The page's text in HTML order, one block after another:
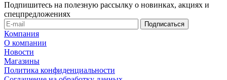
Подпишитесь на полезную рассылку о новинках, акциях и
спецпредложениях
Компания
О компании
Новости
Магазины
Политика конфиденциальности